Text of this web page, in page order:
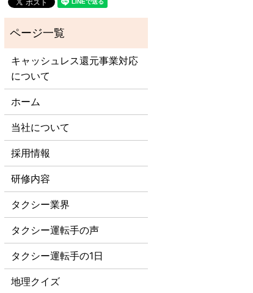
キャッシュレス還元事業対応
について
ホーム
当社について
採用情報
研修内容
タクシー業界
タクシー運転手の声
タクシー運転手の1日
地理クイズ